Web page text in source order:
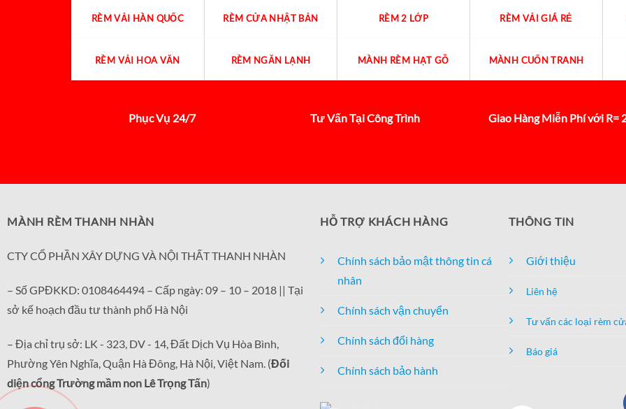
RÈM VẢI HÀN QUỐC RÈM CỬA NHẬT BẢN RÈM 2 LỚP RÈM VẢI GIÁ RẺ
RÈM VẢI HOA VĂN RÈM NGĂN LẠNH MÀNH RÈM HẠT GỖ MÀNH CUỐN TRANH
Phục Vụ 24/7 Tư Vấn Tại Công Trình Giao Hàng Miễn Phí với R=
MÀNH RÈM THANH NHÀN
CTY CỔ PHẦN XÂY DỰNG VÀ NỘI THẤT THANH NHÀN
– Số GPĐKKD: 0108464494 – Cấp ngày: 09 – 10 – 2018 || Tại
sở kế hoạch đầu tư thành phố Hà Nội
– Địa chỉ trụ sở: LK - 323, DV - 14, Đất Dịch Vụ Hòa Bình,
Phường Yên Nghĩa, Quận Hà Đông, Hà Nội, Việt Nam. (Đối
diện cổng Trường mầm non Lê Trọng Tấn)
HỖ TRỢ KHÁCH HÀNG
Chính sách bảo mật thông tin cá
nhân
Chính sách vận chuyển
Chính sách đổi hàng
Chính sách bảo hành
THÔNG TIN
Giới thiệu
Liên hệ
Tư vấn các loại rèm
Báo giá